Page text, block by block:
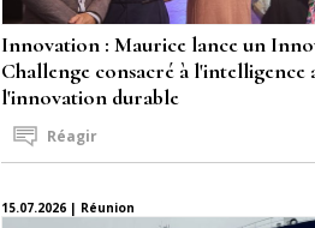
Innovation : Maurice lance un
Challenge consacré à
l'innovation durable
Réagir
15.07.2026 | Réunion